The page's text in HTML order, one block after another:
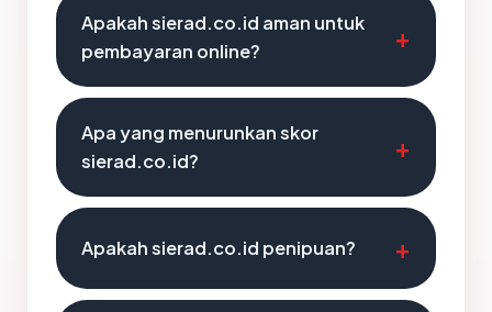
Apakah sierad.co.id aman untuk
pembayaran online?
Apa yang menurunkan skor
sierad.co.id?
Apakah sierad.co.id penipuan?